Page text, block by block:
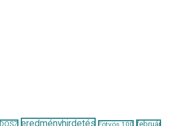
DOSZ eredményhirdetés Eötvös 100 február